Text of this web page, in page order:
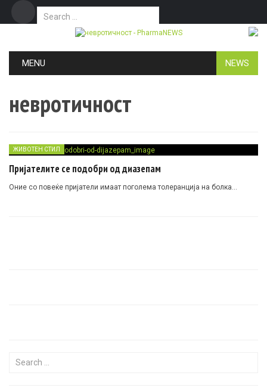
Search for:
MENU NEWS
невротичност
ЖИВОТЕН СТИЛ
Пријателите се подобри од диазепам
Оние со повеќе пријатели имаат поголема толеранција на болка…
Search for: